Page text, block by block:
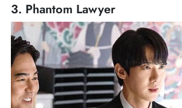
3. Phantom Lawyer